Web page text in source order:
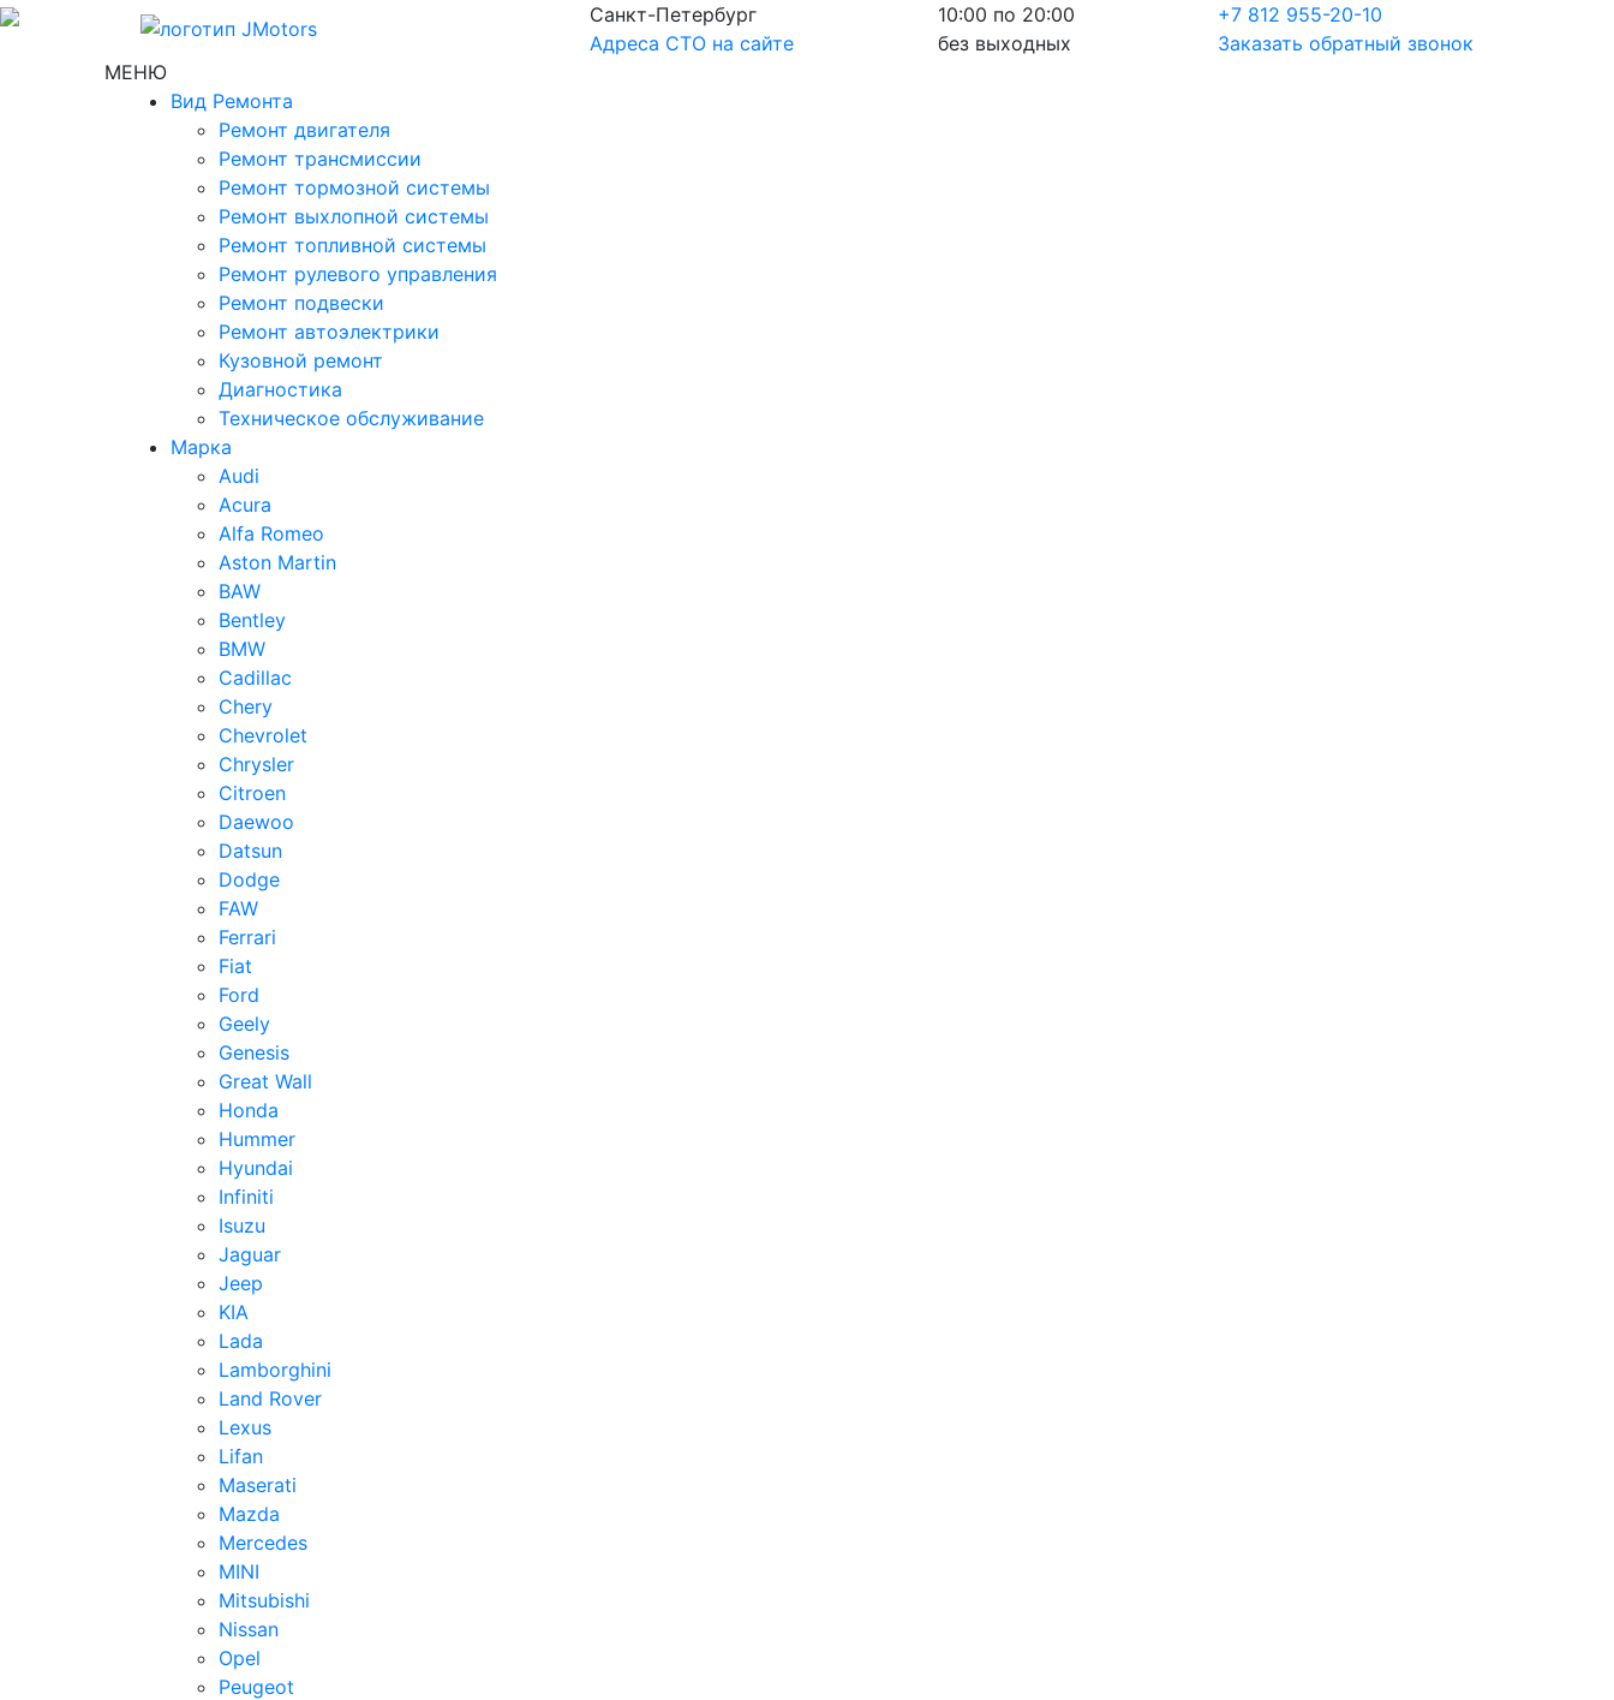
Санкт-Петербург
Адреса СТО на сайте
10:00 по 20:00
без выходных
+7 812 955-20-10
Заказать обратный звонок
МЕНЮ
Вид Ремонта
Ремонт двигателя
Ремонт трансмиссии
Ремонт тормозной системы
Ремонт выхлопной системы
Ремонт топливной системы
Ремонт рулевого управления
Ремонт подвески
Ремонт автоэлектрики
Кузовной ремонт
Диагностика
Техническое обслуживание
Марка
Audi
Acura
Alfa Romeo
Aston Martin
BAW
Bentley
BMW
Cadillac
Chery
Chevrolet
Chrysler
Citroen
Daewoo
Datsun
Dodge
FAW
Ferrari
Fiat
Ford
Geely
Genesis
Great Wall
Honda
Hummer
Hyundai
Infiniti
Isuzu
Jaguar
Jeep
KIA
Lada
Lamborghini
Land Rover
Lexus
Lifan
Maserati
Mazda
Mercedes
MINI
Mitsubishi
Nissan
Opel
Peugeot